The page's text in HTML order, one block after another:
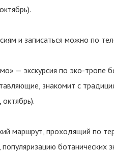
и записаться можно по
— экскурсия по эко-тропе
знакомит с
маршрут, проходящий по
ботанических